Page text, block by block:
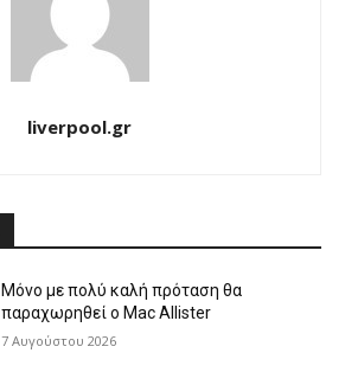
liverpool.gr
Μόνο με πολύ καλή πρόταση θα
παραχωρηθεί ο Mac Allister
7 Αυγούστου 2026